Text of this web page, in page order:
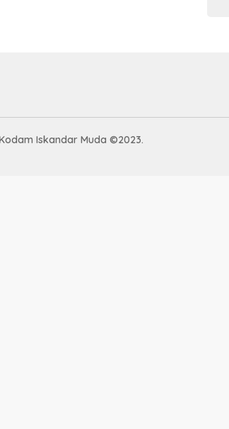
Iskandar Muda ©2023.